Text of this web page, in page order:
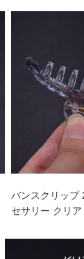
バンスクリップ
セサリー クリア